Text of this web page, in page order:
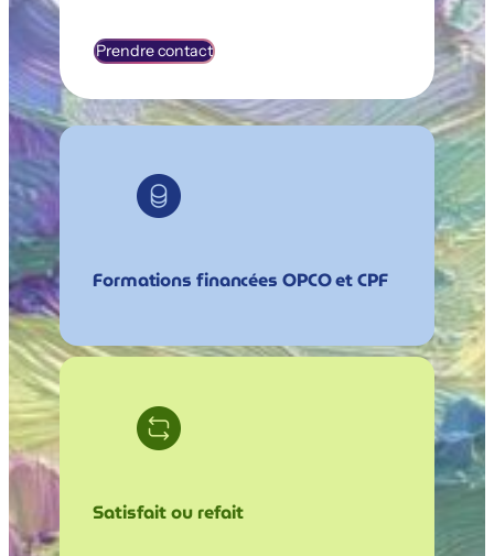
Prendre contact
Formations financées OPCO et CPF
Satisfait ou refait